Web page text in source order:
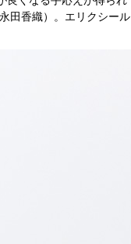
田香織）。エリクシール